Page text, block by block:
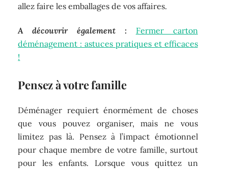
allez faire les emballages de vos affaires.
A découvrir également :
Fermer carton
déménagement : astuces pratiques et efficaces
!
Pensez à votre famille
Déménager requiert énormément de choses
que vous pouvez organiser, mais ne vous
limitez pas là. Pensez à l’impact émotionnel
pour chaque membre de votre famille, surtout
pour les enfants. Lorsque vous quittez un